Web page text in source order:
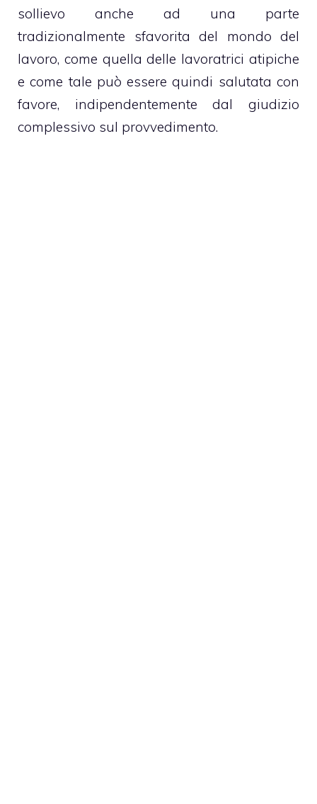
sollievo anche ad una parte
tradizionalmente sfavorita del mondo del
lavoro, come quella delle lavoratrici atipiche
e come tale può essere quindi salutata con
favore, indipendentemente dal giudizio
complessivo sul provvedimento.